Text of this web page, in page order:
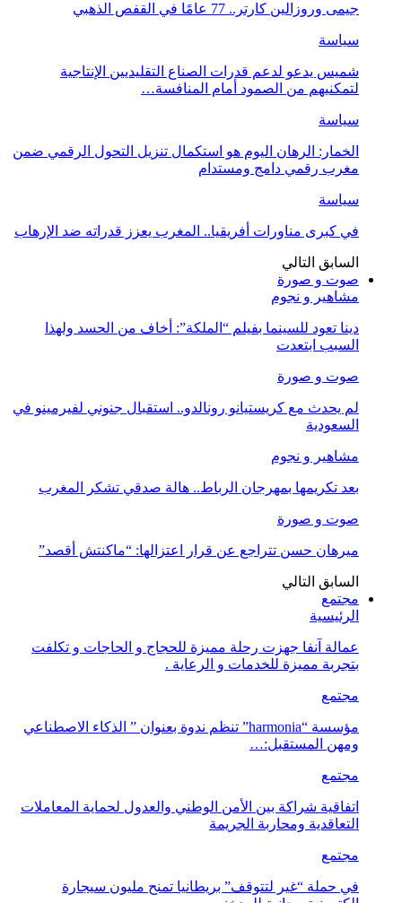
جيمى وروزالين كارتر.. 77 عامًا في القفص الذهبي
سياسة
شميس يدعو لدعم قدرات الصناع التقليديين الإنتاجية
لتمكنيهم من الصمود أمام المنافسة…
سياسة
الخمار: الرهان اليوم هو استكمال تنزيل التحول الرقمي ضمن
مغرب رقمي دامج ومستدام
سياسة
في كبرى مناورات أفريقيا.. المغرب يعزز قدراته ضد الإرهاب
السابق التالي
صوت و صورة
مشاهير و نجوم
دينا تعود للسينما بفيلم “الملكة”: أخاف من الحسد ولهذا
السبب ابتعدت
صوت و صورة
لم يحدث مع كريستيانو رونالدو.. استقبال جنوني لفيرمينو في
السعودية
مشاهير و نجوم
بعد تكريمها بمهرجان الرباط.. هالة صدقي تشكر المغرب
صوت و صورة
ميرهان حسن تتراجع عن قرار اعتزالها: “ماكنتش أقصد”
السابق التالي
مجتمع
الرئيسية
عمالة آنفا جهزت رحلة مميزة للحجاج و الحاجات و تكلفت
بتجربة مميزة للخدمات و الرعاية .
مجتمع
مؤسسة “harmonia” تنظم ندوة بعنوان ” الذكاء الاصطناعي
ومهن المستقبل:…
مجتمع
اتفاقية شراكة بين الأمن الوطني والعدول لحماية المعاملات
التعاقدية ومحاربة الجريمة
مجتمع
في حملة “غير لتتوقف” بريطانيا تمنح مليون سيجارة